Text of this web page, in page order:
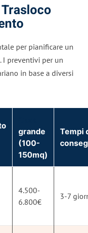
per pianificare un
I preventivi per un
in base a diversi
grande
(100-
150mq)
Tempi
4.500-
6.800€
3-7